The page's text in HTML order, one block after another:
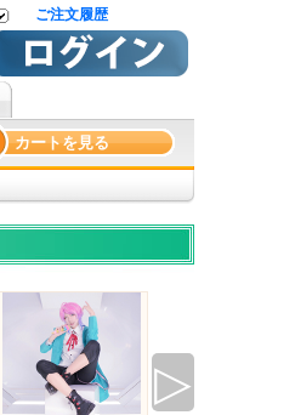
ご注文履歴
カートを見る
【ツイステ 衣装】ツ
▷